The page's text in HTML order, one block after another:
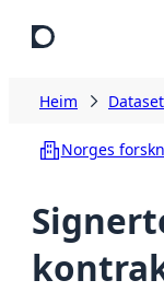
Heim
Norges